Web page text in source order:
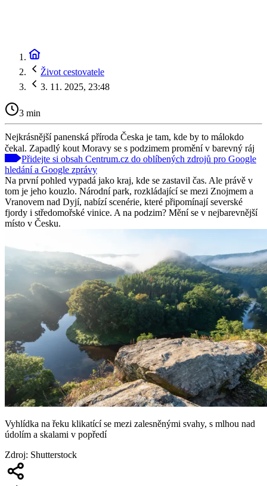
Život cestovatele
3. 11. 2025, 23:48
3 min
Nejkrásnější panenská příroda Česka je tam, kde by to málokdo
čekal. Zapadlý kout Moravy se s podzimem promění v barevný ráj
Přidejte si obsah Centrum.cz do oblíbených zdrojů pro Google
hledání a Google zprávy
Na první pohled vypadá jako kraj, kde se zastavil čas. Ale právě v
tom je jeho kouzlo. Národní park, rozkládající se mezi Znojmem a
Vranovem nad Dyjí, nabízí scenérie, které připomínají severské
fjordy i středomořské vinice. A na podzim? Mění se v nejbarevnější
místo v Česku.
Vyhlídka na řeku klikatící se mezi zalesněnými svahy, s mlhou nad
údolím a skalami v popředí
Zdroj: Shutterstock